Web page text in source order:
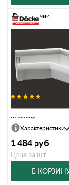
Угловой элемент
пломбир
В наличии
Характеристики
1 484 руб
Цена за шт
В